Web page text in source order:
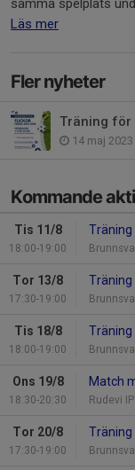
samma spelplats
Läs mer
Fler nyheter
Träning för
14 maj 2023
Kommande
Tis 11/8
18:00-19:00
Träning
Tor 13/8
17:30-19:00
Träning
Tis 18/8
18:00-19:00
Träning
Ons 19/8
18:30-20:30
Match
Rudevi IP
Tor 20/8
17:30-19:00
Träning